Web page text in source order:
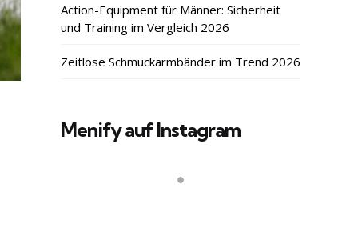
Action-Equipment für Männer: Sicherheit
und Training im Vergleich 2026
Zeitlose Schmuckarmbänder im Trend 2026
Menify auf Instagram